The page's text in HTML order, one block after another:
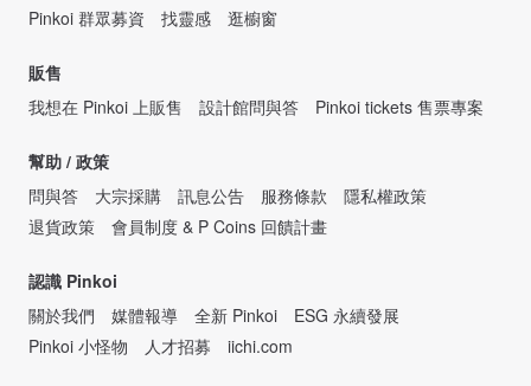
Pinkoi 群眾募資
找靈感 逛櫥窗
販售
我想在 Pinkoi 上販售
設計館問與答 Pinkoi tickets 售票專案
幫助 / 政策
問與答
大宗採購 訊息公告 服務條款
隱私權政策
退貨政策
會員制度 & P Coins 回饋計畫
認識 Pinkoi
關於我們
媒體報導 全新 Pinkoi
ESG 永續發展
Pinkoi 小怪物
人才招募 iichi.com